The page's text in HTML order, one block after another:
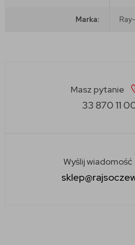
Marka:
Masz pytanie
33 870 11
Wyślij wiadomość